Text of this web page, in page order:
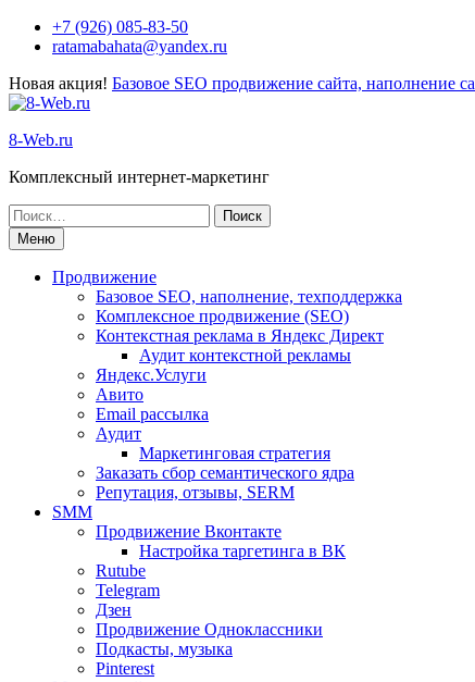
Перейти+7 (926) 085-83-50
ratamabahata@yandex.ru
Новая акция! Базовое SEO продвижение сайта, наполнение
8-Web.ru
Комплексный интернет-маркетинг
Поиск
по:Меню
Продвижение
Базовое SEO, наполнение, техподдержка
Комплексное продвижение (SEO)
Контекстная реклама в Яндекс Директ
Аудит контекстной рекламы
Яндекс.Услуги
Авито
Email рассылка
Аудит
Маркетинговая стратегия
Заказать сбор семантического ядра
Репутация, отзывы, SERM
SMM
Продвижение Вконтакте
Настройка таргетинга в ВК
Rutube
Telegram
Дзен
Продвижение Одноклассники
Подкасты, музыка
Pinterest